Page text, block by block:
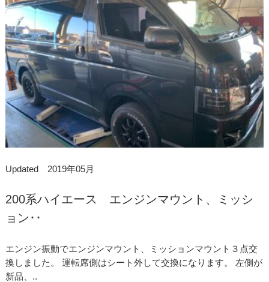
Updated 2019年05月
200系ハイエース エンジンマウント、ミッシ
ョン･･
エンジン振動でエンジンマウント、ミッションマウント３点交
換しました。 運転席側はシート外して交換になります。 左側が
新品、..